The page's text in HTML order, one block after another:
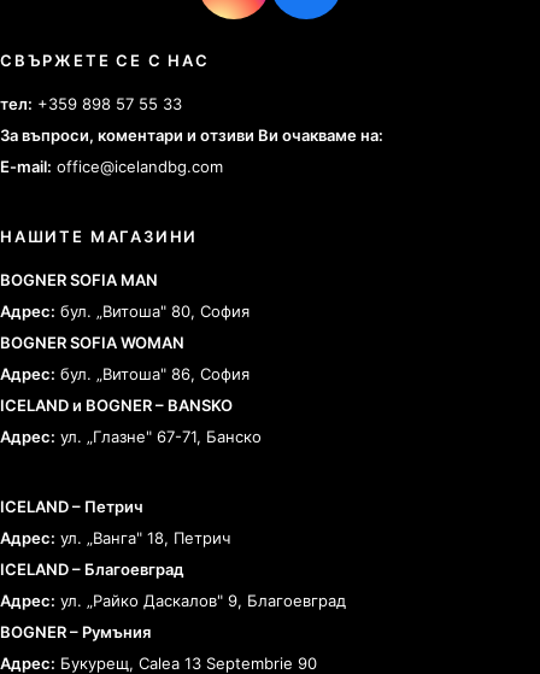
СВЪРЖЕТЕ СЕ С НАС
тел: +359 898 57 55 33
За въпроси, коментари и отзиви Ви очакваме на:
E-mail: office@icelandbg.com
НАШИТЕ МАГАЗИНИ
BOGNER SOFIA MAN
Адрес: бул. „Витоша" 80, София
BOGNER SOFIA WOMAN
Адрес: бул. „Витоша" 86, София
ICELAND и BOGNER – BANSKO
Адрес: ул. „Глазне" 67-71, Банско
ICELAND – Петрич
Адрес: ул. „Ванга" 18, Петрич
ICELAND – Благоевград
Адрес: ул. „Райко Даскалов" 9, Благоевград
BOGNER – Румъния
Адрес: Букурещ, Calea 13 Septembrie 90